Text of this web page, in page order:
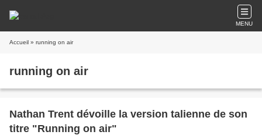
MENU
Accueil » running on air
running on air
Nathan Trent dévoille la version talienne de son
titre "Running on air"